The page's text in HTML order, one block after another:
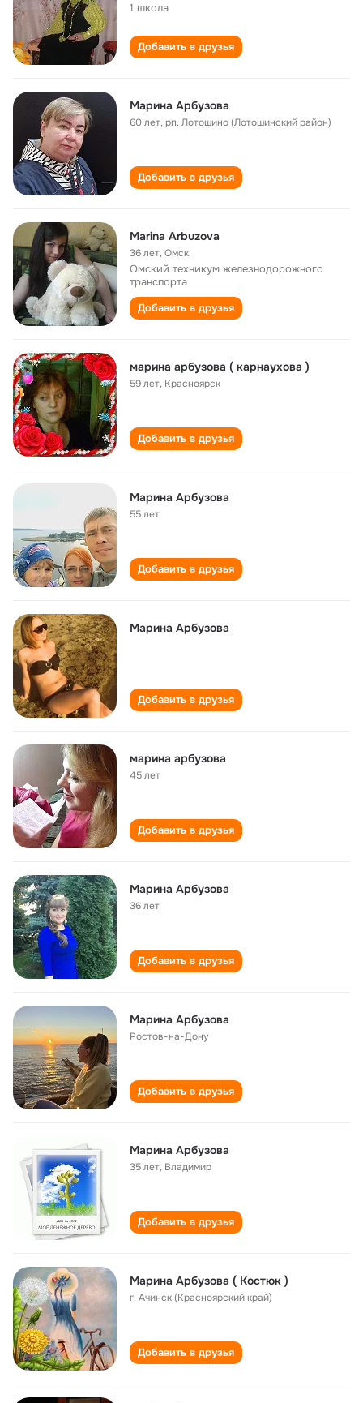
1 школа
Добавить в друзья
Марина Арбузова
60 лет,рп. Лотошино (Лотошинский район)
Добавить в друзья
Marina Arbuzova
36 лет,Омск
Омский техникум железнодорожного
транспорта
Добавить в друзья
марина арбузова ( карнаухова )
59 лет, Красноярск
Добавить в друзья
Марина Арбузова
55 лет
Добавить в друзья
Марина Арбузова
Добавить в друзья
марина арбузова
45 лет
Добавить в друзья
Марина Арбузова
36 лет
Добавить в друзья
Марина Арбузова
Ростов-на-Дону
Добавить в друзья
Марина Арбузова
35 лет, Владимир
Добавить в друзья
Марина Арбузова ( Костюк )
г. Ачинск (Красноярский край)
Добавить в друзья